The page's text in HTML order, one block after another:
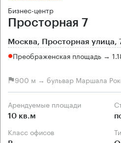
Бизнес-центр
Просторная 7
Москва, Просторная улица,
Преображенская площадь →
900 м → бульвар Маршала
Арендуемые площади
10 кв.м
Класс офисов